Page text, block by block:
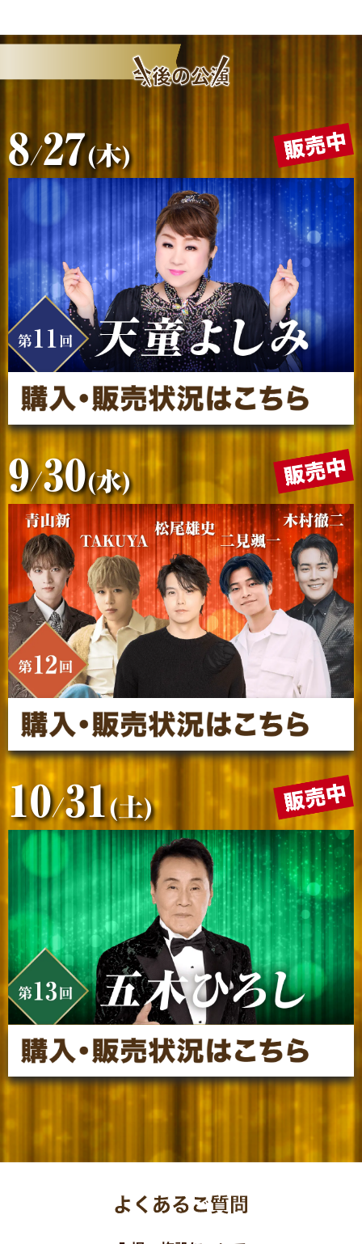
今後の公演
8/27(木)
9/30(水)
10/31(土)
よくあるご質問
⑦規約をご確認の上、同意→購入の順にボタンを
押す